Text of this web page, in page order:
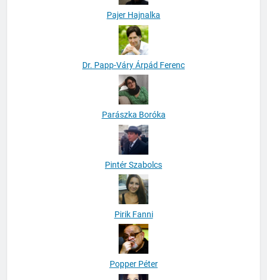
Pajer Hajnalka
Dr. Papp-Váry Árpád Ferenc
Parászka Boróka
Pintér Szabolcs
Pirik Fanni
Popper Péter